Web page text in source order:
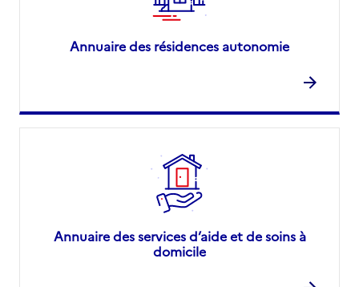
Annuaire des résidences autonomie
Annuaire des services d’aide et de soins à
domicile